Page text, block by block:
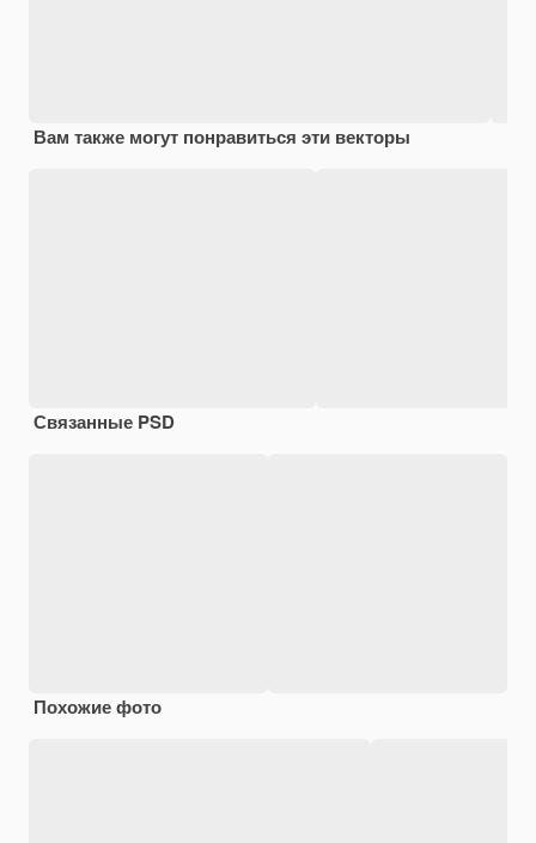
Вам также могут понравиться эти векторы
Связанные PSD
Похожие фото